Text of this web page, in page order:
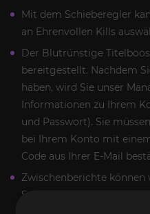
Mit dem Schieberegler
an Ehrenvollen Kills
Der Blutrünstige
bereitgestellt. Nachdem
haben, wird Sie unser
Informationen zu Ihrem
und Passwort). Sie
bei Ihrem Konto mit
Code aus Ihrer E-Mail
Zwischenberichte
Screenshots oder per